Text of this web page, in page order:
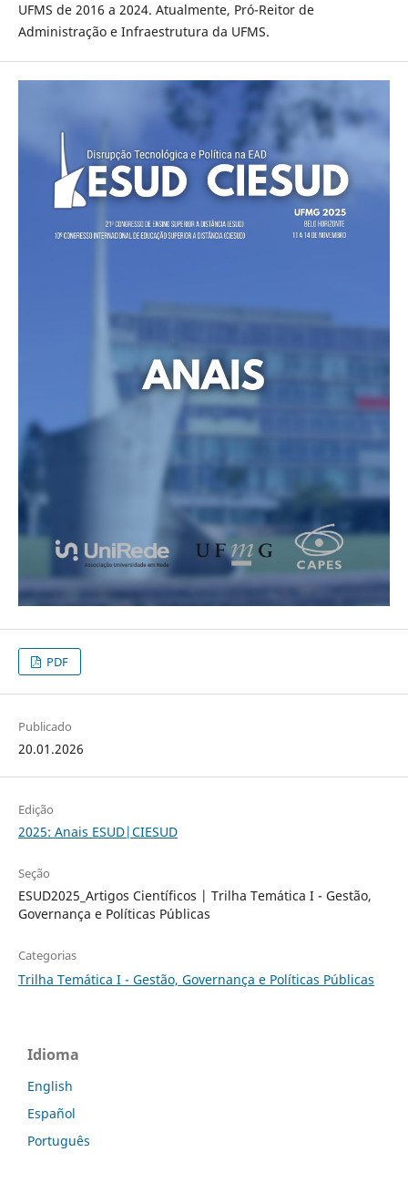
UFMS de 2016 a 2024. Atualmente, Pró-Reitor de
Administração e Infraestrutura da UFMS.
PDF
Publicado
20.01.2026
Edição
2025: Anais ESUD|CIESUD
Seção
ESUD2025_Artigos Científicos | Trilha Temática I - Gestão,
Governança e Políticas Públicas
Categorias
Trilha Temática I - Gestão, Governança e Políticas Públicas
Idioma
English
Español
Português